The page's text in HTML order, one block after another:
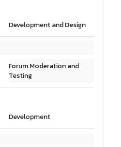
Development and Design
Forum Moderation and
Testing
Development